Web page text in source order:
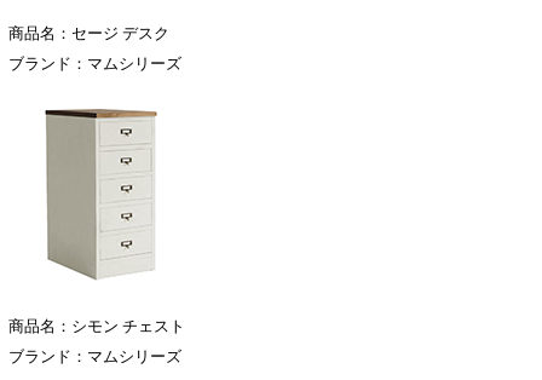
商品名：セージ デスク
ブランド：マムシリーズ
商品名：シモン チェスト
ブランド：マムシリーズ